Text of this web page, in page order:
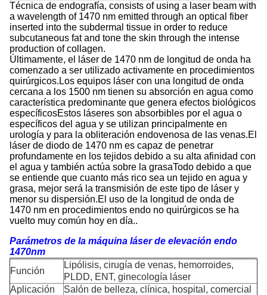
Técnica de endografía, consists of using a laser beam with
a wavelength of 1470 nm emitted through an optical fiber
inserted into the subdermal tissue in order to reduce
subcutaneous fat and tone the skin through the intense
production of collagen.
Últimamente, el láser de 1470 nm de longitud de onda ha
comenzado a ser utilizado activamente en procedimientos
quirúrgicos.Los equipos láser con una longitud de onda
cercana a los 1500 nm tienen su absorción en agua como
característica predominante que genera efectos biológicos
específicosEstos láseres son absorbibles por el agua o
específicos del agua y se utilizan principalmente en
urología y para la obliteración endovenosa de las venas.El
láser de diodo de 1470 nm es capaz de penetrar
profundamente en los tejidos debido a su alta afinidad con
el agua y también actúa sobre la grasaTodo debido a que
se entiende que cuanto más rico sea un tejido en agua y
grasa, mejor será la transmisión de este tipo de láser y
menor su dispersión.El uso de la longitud de onda de
1470 nm en procedimientos endo no quirúrgicos se ha
vuelto muy común hoy en día..
Parámetros de la máquina láser de elevación endo
1470nm
Función
Lipólisis, cirugía de venas, hemorroides,
PLDD, ENT, ginecología láser
Aplicación
Salón de belleza, clínica, hospital, comercial